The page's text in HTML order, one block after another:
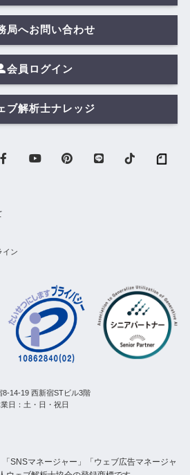
局へお問い合わせ
会員ログイン
ブ解析士ナレッジ
イン
14-19 西新宿STビル3階
日：土・日・祝日
「SNSマネージャー」「ウェブ広告マネージャ